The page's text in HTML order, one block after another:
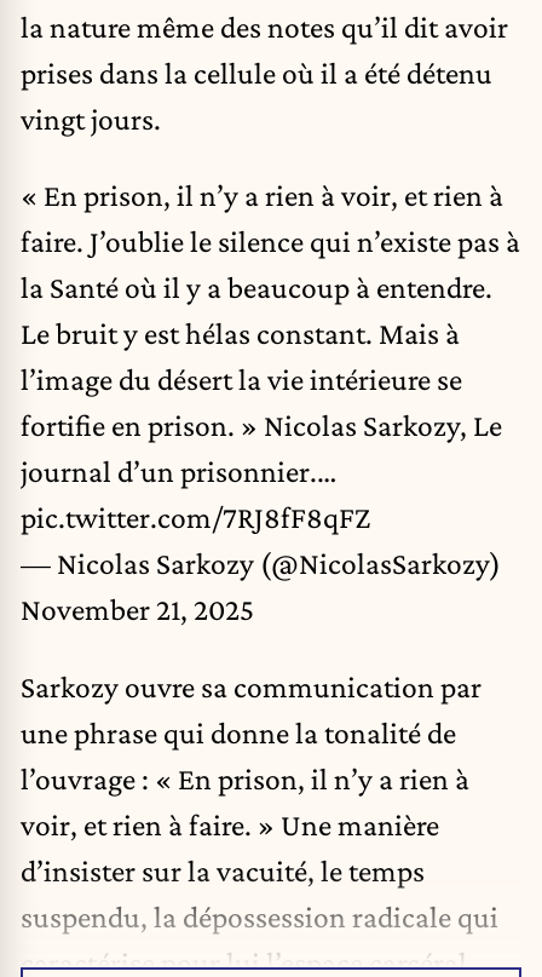
la nature même des notes qu’il dit avoir
prises dans la cellule où il a été détenu
vingt jours.
« En prison, il n’y a rien à voir, et rien à
faire. J’oublie le silence qui n’existe pas à
la Santé où il y a beaucoup à entendre.
Le bruit y est hélas constant. Mais à
l’image du désert la vie intérieure se
fortifie en prison. » Nicolas Sarkozy, Le
journal d’un prisonnier.…
pic.twitter.com/7RJ8fF8qFZ
— Nicolas Sarkozy (@NicolasSarkozy)
November 21, 2025
Sarkozy ouvre sa communication par
une phrase qui donne la tonalité de
l’ouvrage : « En prison, il n’y a rien à
voir, et rien à faire. » Une manière
d’insister sur la vacuité, le temps
suspendu, la dépossession radicale qui
caractérise pour lui l’espace carcéral.